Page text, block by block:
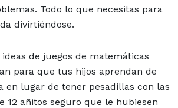
Todo lo que necesitas para
divirtiéndose.
de juegos de matemáticas
para que tus hijos aprendan de
en lugar de tener pesadillas con las
12 añitos seguro que le hubiesen